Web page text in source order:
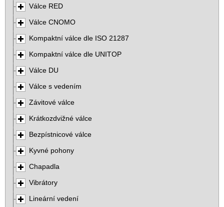
Válce RED
Válce CNOMO
Kompaktní válce dle ISO 21287
Kompaktní válce dle UNITOP
Válce DU
Válce s vedením
Závitové válce
Krátkozdvižné válce
Bezpístnicové válce
Kyvné pohony
Chapadla
Vibrátory
Lineární vedení